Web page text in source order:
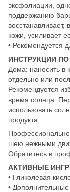
эксфолиации,
поддержанию
восстанавливает,
кожи, усиливает
• Рекомендуется
ИНСТРУКЦИИ
Дома: наносить в
отдельно или
Рекомендуется
время солнца.
использовать
продукта.
шею нежными
Обратитесь в
АКТИВНЫЕ
• Гликолевая
•